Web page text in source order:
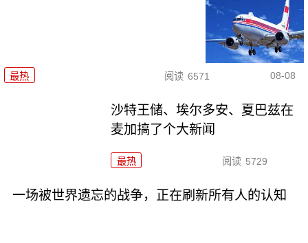
最热 阅读 6571 08-08
沙特王储、埃尔多安、夏巴兹在
麦加搞了个大新闻
最热 阅读 5729
一场被世界遗忘的战争，正在刷新所有人的认知